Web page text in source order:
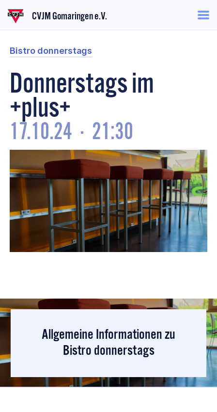
CVJM Gomaringen e.V.
Bistro donnerstags
Donnerstags im
+plus+
17.10.24 · 21:30
Allgemeine Informationen zu
Bistro donnerstags